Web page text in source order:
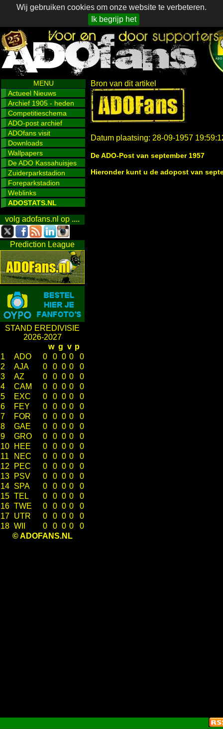
Wij gebruiken cookies om onze website te verbeteren.
Ik begrijp het
MENU
Actueel Nieuws
Archief 1905 - heden
Competitieschema
ADO-post archief
ADOfans visit
Downloads
Wallpapers
De ADO Kassahuisjes
Zuiderparkstadion
Foreparkstadion
Weblinks
ADOSTATS.NL
volg adofans.nl op ....
Prediction League
STAND EREDIVISIE
2026-2027
w g v p
1
ADO 0 0 0 0
0
2
AJA 0 0 0 0
0
3
AZ 0 0 0 0
0
4
CAM 0 0 0 0
0
5
EXC 0 0 0 0
0
6
FEY 0 0 0 0
0
7
FOR 0 0 0 0
0
8
GAE 0 0 0 0
0
9
GRO 0 0 0 0
0
10
HEE 0 0 0 0
0
11
NEC 0 0 0 0
0
12
PEC 0 0 0 0
0
13
PSV 0 0 0 0
0
14 SPA 0 0 0 0
0
15 TEL 0 0 0 0
0
16 TWE 0 0 0 0
0
17 UTR 0 0 0 0
0
18 WII 0 0 0 0
0
© ADOFANS.NL
Bron van dit artikel
Datum plaatsing: 28-09-1957
De ADO-Post van september 1957
Hieronder kunt u de adopost van